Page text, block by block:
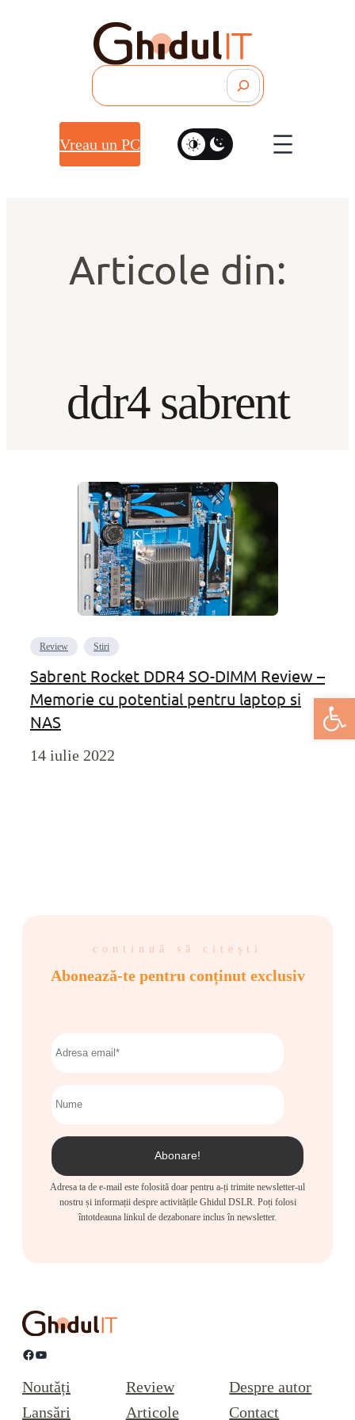
Deschide
Vreau un PC
Articole din:
ddr4 sabrent
Review Stiri
Sabrent Rocket DDR4 SO-DIMM Review –
Memorie cu potential pentru laptop si
NAS
14 iulie 2022
continuă să citești
Abonează-te pentru conținut exclusiv
Adresa ta de e-mail este folosită doar pentru a-ți trimite newsletter-ul
nostru și informații despre activitățile Ghidul DSLR. Poți folosi
întotdeauna linkul de dezabonare inclus în newsletter.
Facebook YouTube
Noutăți
Lansări
Review
Articole
Despre autor
Contact